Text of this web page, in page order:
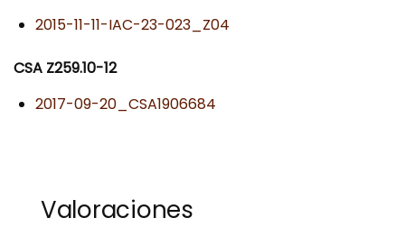
2015-11-11-IAC-23-023_Z04
CSA Z259.10-12
2017-09-20_CSA1906684
Valoraciones